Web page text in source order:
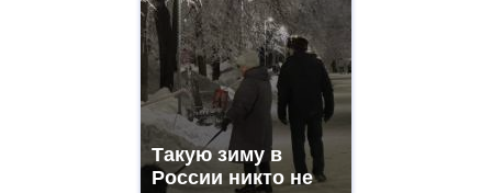
Такую зиму в
России никто не